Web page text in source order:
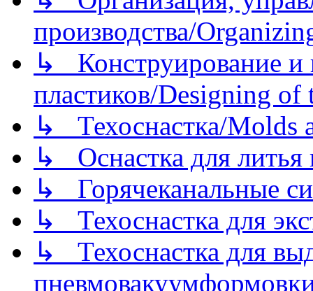
производства/
↳ Конструирование и
пластиков/Designing of
↳ Техоснастка/Molds
↳ Оснастка для литья
↳ Горячеканальные
↳ Техоснастка для
↳ Техоснастка для